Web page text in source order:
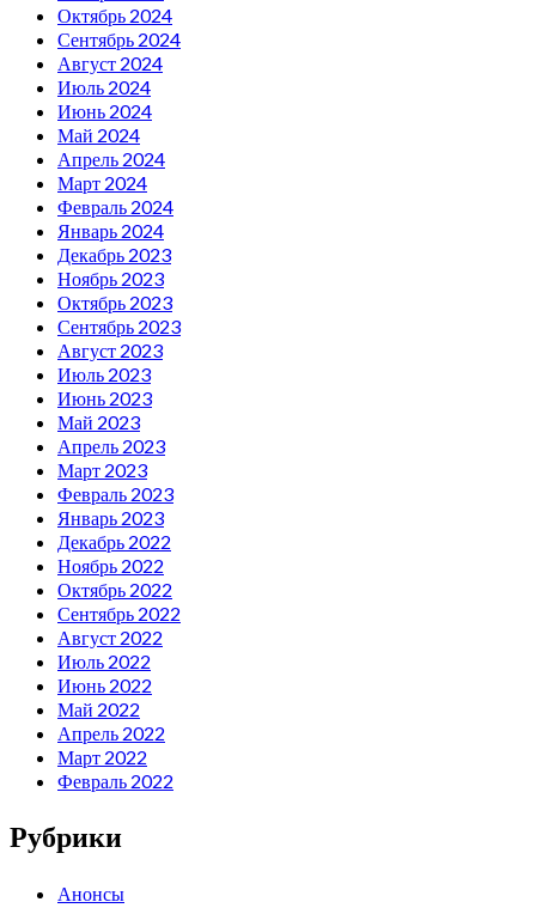
Октябрь 2024
Сентябрь 2024
Август 2024
Июль 2024
Июнь 2024
Май 2024
Апрель 2024
Март 2024
Февраль 2024
Январь 2024
Декабрь 2023
Ноябрь 2023
Октябрь 2023
Сентябрь 2023
Август 2023
Июль 2023
Июнь 2023
Май 2023
Апрель 2023
Март 2023
Февраль 2023
Январь 2023
Декабрь 2022
Ноябрь 2022
Октябрь 2022
Сентябрь 2022
Август 2022
Июль 2022
Июнь 2022
Май 2022
Апрель 2022
Март 2022
Февраль 2022
Рубрики
Анонсы